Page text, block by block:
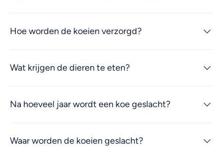
Hoe worden de koeien verzorgd?
Wat krijgen de dieren te eten?
Na hoeveel jaar wordt een koe geslacht?
Waar worden de koeien geslacht?